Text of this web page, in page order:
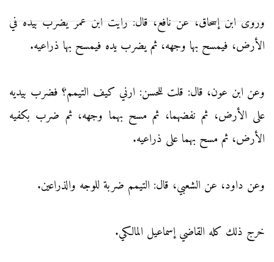
وروى ابن إسحاق، عن نافع، قال: رايت ابن عمر يضرب بيده في
الأرض، فيمسح بها وجهه، ثم يضرب يده فيمسح بها ذراعيه.
وعن ابن عون، قال: قلت للحسن: ارني كيف التيمم؟ فضرب بيديه
على الأرض، ثم نفضهما، ثم مسح بهما وجهه، ثم ضرب بكفيه
الأرض، ثم مسح بهما على ذراعيه.
وعن داود، عن الشعبي، قال: التيمم ضربة للوجه والذراعين.
خرج ذلك كله القاضي إسماعيل المالكي.